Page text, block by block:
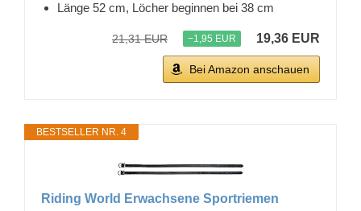
Länge 52 cm, Löcher beginnen bei 38 cm
21,31 EUR −1,95 EUR 19,36 EUR
Bei Amazon anschauen
BESTSELLER NR. 4
Riding World Erwachsene Sportriemen